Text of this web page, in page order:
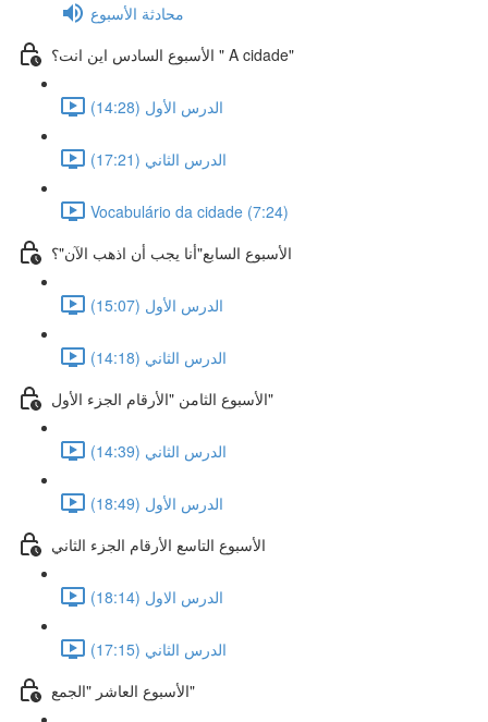
محادثة الأسبوع
الأسبوع السادس اين انت؟ " A cidade"
الدرس الأول (14:28)
الدرس الثاني (17:21)
Vocabulário da cidade (7:24)
الأسبوع السابع"أنا يجب أن اذهب الآن"؟
الدرس الأول (15:07)
الدرس الثاني (14:18)
الأسبوع الثامن "الأرقام الجزء الأول"
الدرس الثاني (14:39)
الدرس الأول (18:49)
الأسبوع التاسع الأرقام الجزء الثاني
الدرس الاول (18:14)
الدرس الثاني (17:15)
الأسبوع العاشر "الجمع"